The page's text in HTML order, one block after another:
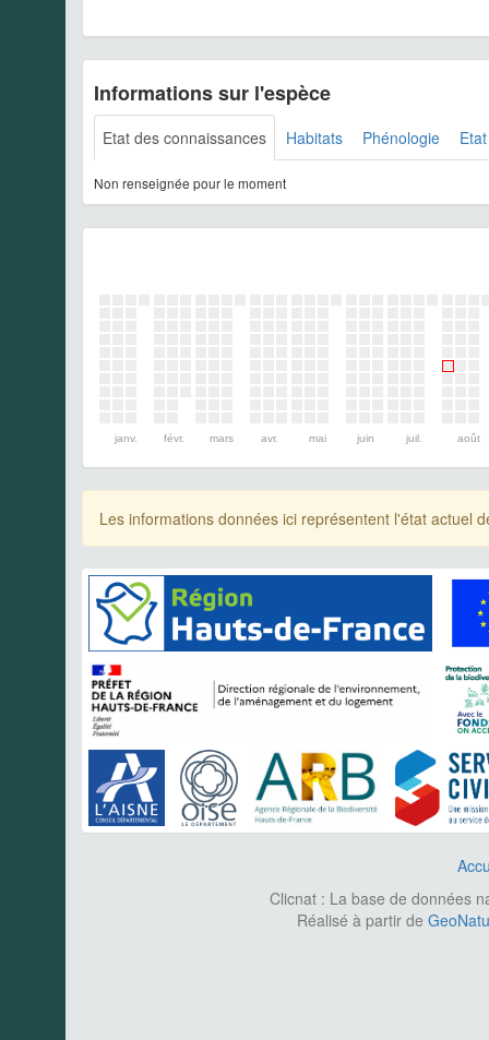
Informations sur l'espèce
Etat des connaissances Habitats Phénologie
Non renseignée pour le moment
janv. févr. mars avr. mai juin juil. août
Les informations données ici représentent l'état actuel
Clicnat : La base de données
Réalisé à partir de